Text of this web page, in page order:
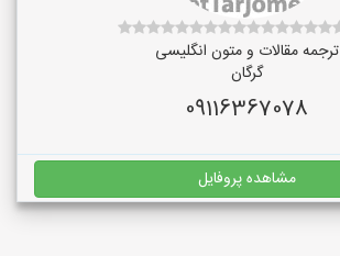
ترجمه مقالات و متون انگلیسی
گرگان
09116367078
مشاهده پروفایل